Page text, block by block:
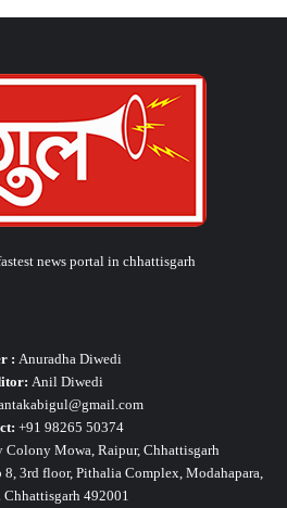
news portal in chhattisgarh
: Anuradha Diwedi
Anil Diwedi
+91 98265 50374
Colony Mowa, Raipur, Chhattisgarh
8, 3rd floor, Pithalia Complex, Modahapara,
Chhattisgarh 492001